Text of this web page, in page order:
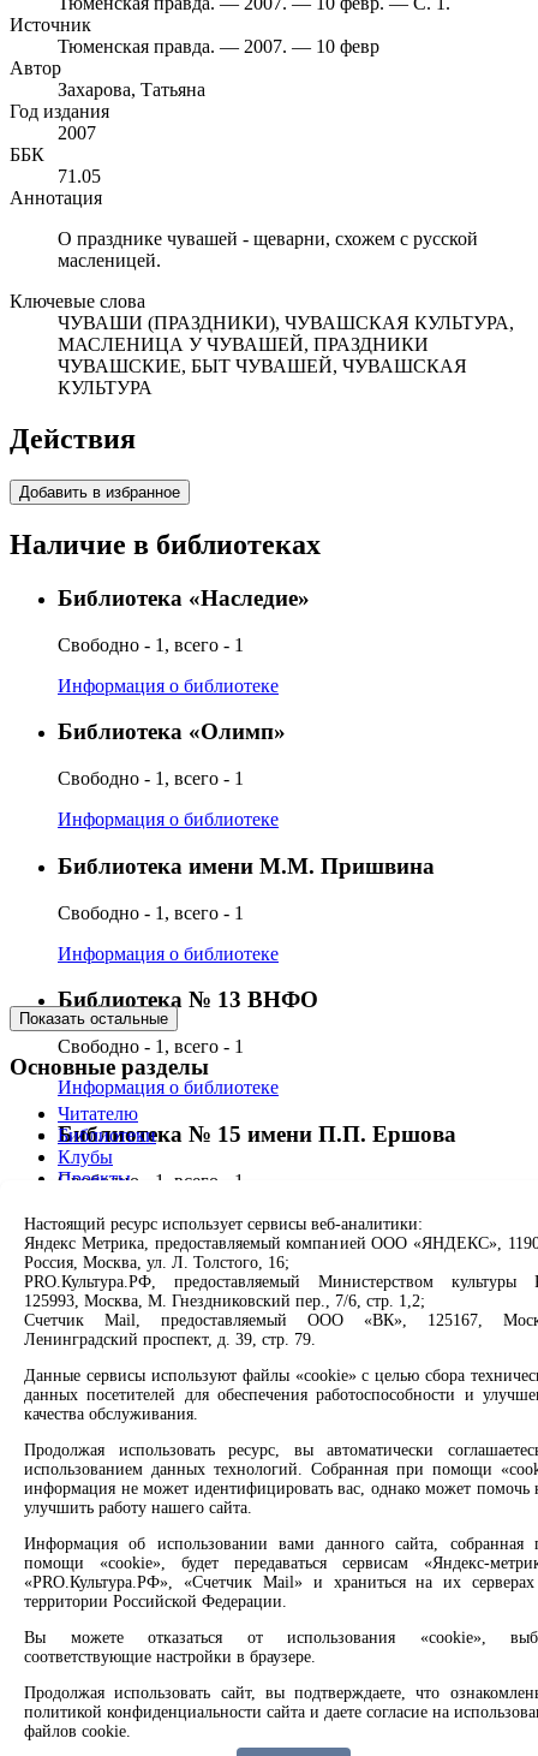
Источник
Тюменская правда. — 2007. — 10 февр
Автор
Захарова, Татьяна
Год издания
2007
ББК
71.05
Аннотация
О празднике чувашей - щеварни, схожем с русской
масленицей.
Ключевые слова
ЧУВАШИ (ПРАЗДНИКИ), ЧУВАШСКАЯ КУЛЬТУРА,
МАСЛЕНИЦА У ЧУВАШЕЙ, ПРАЗДНИКИ
ЧУВАШСКИЕ, БЫТ ЧУВАШЕЙ, ЧУВАШСКАЯ
КУЛЬТУРА
Действия
Добавить в избранное
Наличие в библиотеках
Библиотека «Наследие»
Свободно - 1, всего - 1
Информация о библиотеке
Библиотека «Олимп»
Свободно - 1, всего - 1
Информация о библиотеке
Библиотека имени М.М. Пришвина
Свободно - 1, всего - 1
Информация о библиотеке
Библиотека № 13 ВНФО
Свободно - 1, всего - 1
Информация о библиотеке
Библиотека № 15 имени П.П. Ершова
Свободно - 1, всего - 1
Информация о библиотеке
Библиотека № 2 имени А.А. Гришина
Свободно - 1, всего - 1
Информация о библиотеке
Библиотека № 6 имени Зота Корниловича
Тоболкина
Свободно - 1, всего - 1
Информация о библиотеке
ЦМИ
Свободно - 1, всего - 1
Центральная детская библиотека имени
Свободно - 1, всего - 1
Показать остальные
Основные разделы
Читателю
Библиотеки
Клубы
Проекты
Партнерам
Сервисы
Продлить книгу
Спроси библиотекаря
Оцените качество услуг
Направить обращение директору
Соцсети
Вконтакте
Одноклассники
Max
Rutube
Заметили опечатку? Выделите текст с ошибкой и нажмите
клавиши Ctrl+Enter или ссылку ниже
2008 –2026 © Централизованная городская библиотечная
система, 6+
Настоящий ресурс использует сервисы веб-аналитики:
Яндекс Метрика, предоставляемый компанией ООО «ЯНДЕКС»,
Россия, Москва, ул. Л. Толстого, 16;
PRO.Культура.РФ, предоставляемый Министерством культуры
125993, Москва, М. Гнездниковский пер., 7/6, стр. 1,2;
Счетчик Mail, предоставляемый ООО «ВК», 125167,
Ленинградский проспект, д. 39, стр. 79.
Данные сервисы используют файлы «cookie» с целью сбора
данных посетителей для обеспечения работоспособности и
качества обслуживания.
Продолжая использовать ресурс, вы автоматически
использованием данных технологий. Собранная при помощи
информация не может идентифицировать вас, однако может помочь
улучшить работу нашего сайта.
Информация об использовании вами данного сайта, собранная
помощи «cookie», будет передаваться сервисам «Яндекс-
«PRO.Культура.РФ», «Счетчик Mail» и храниться на их
территории Российской Федерации.
Вы можете отказаться от использования «cookie»,
соответствующие настройки в браузере.
Продолжая использовать сайт, вы подтверждаете, что
политикой конфиденциальности сайта и даете согласие на
файлов cookie.